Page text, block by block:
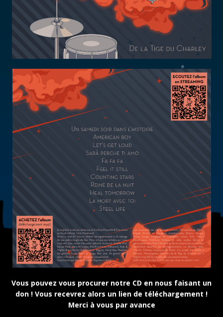
Vous pouvez vous procurer notre CD en nous faisant un
don ! Vous recevrez alors un lien de téléchargement !
Merci à vous par avance